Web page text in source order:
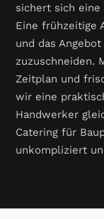
sichert sich eine
Eine frühzeitige
und das
zuzuschneiden.
Zeitplan und
wir eine
Handwerker
Catering für
unkompliziert